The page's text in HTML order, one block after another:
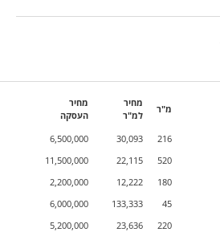
מ"ר
מחיר
למ"ר
מחיר
העסקה
216
30,093
6,500,000
520
22,115
11,500,000
180
12,222
2,200,000
45
133,333
6,000,000
220
23,636
5,200,000